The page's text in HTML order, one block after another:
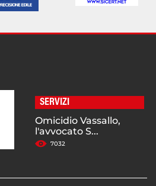
SERVIZI
Omicidio Vassallo,
l'avvocato S...
7032